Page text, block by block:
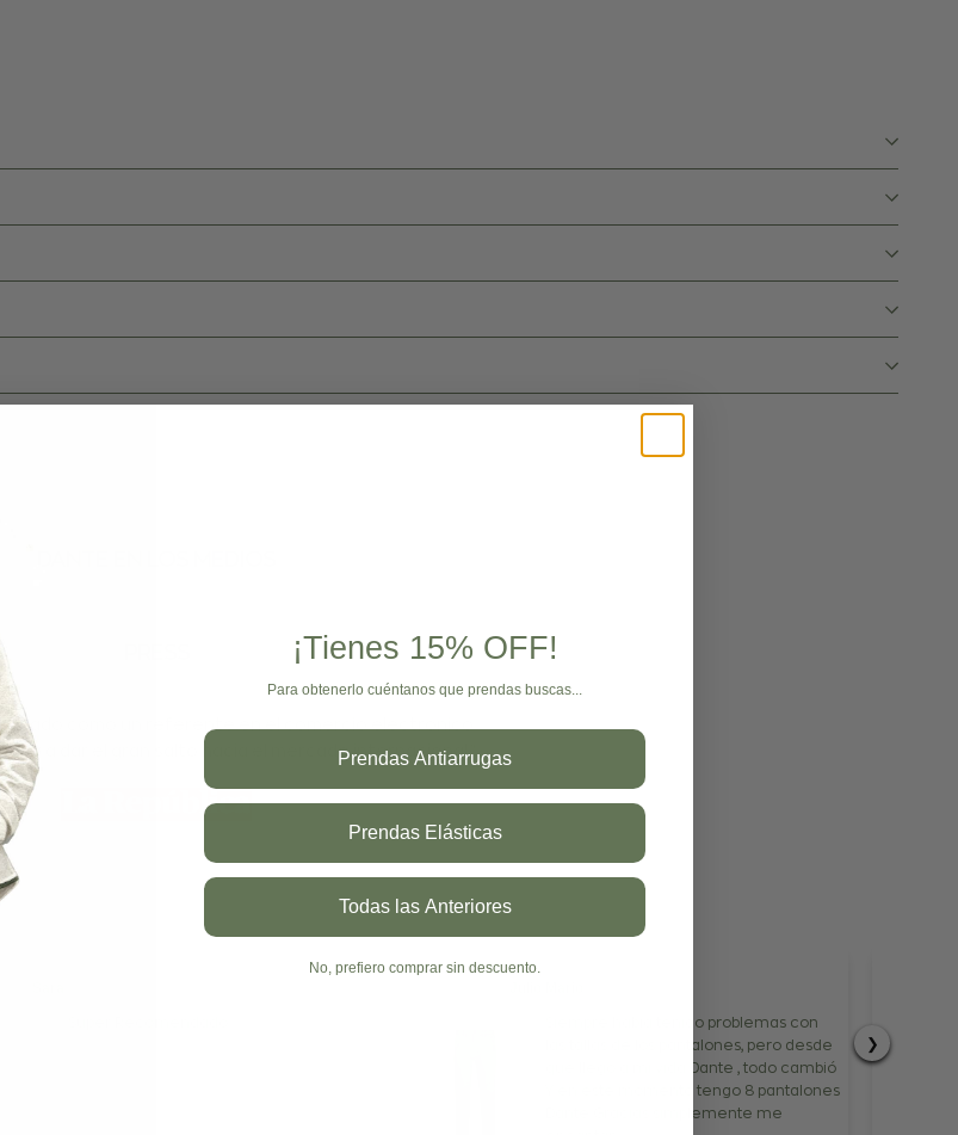
como un referente en el comercio electrónico
a dar el gran salto hacia el mercado internacional."
❯
Siempre había tenido problemas con
las tallas de los pantalones, pero desde
que llegó a mi vida Dante , todo cambió
Y en este momento tengo 8 pantalones
Dante Gracias simplemente me
¡Tienes 15% OFF!
Para obtenerlo cuéntanos que prendas buscas...
Prendas Antiarrugas
Prendas Elásticas
Todas las Anteriores
No, prefiero comprar sin descuento.